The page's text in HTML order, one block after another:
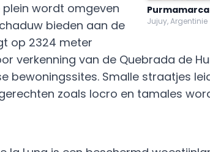
Purmamarca
Jujuy, Argentinie
plein wordt omgeven
bieden aan de
op 2324 meter
verkenning van de Quebrada de
bewoningssites. Smalle straatjes
zoals locro en tamales